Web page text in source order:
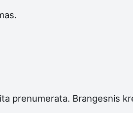
prenumerata. Brangesnis